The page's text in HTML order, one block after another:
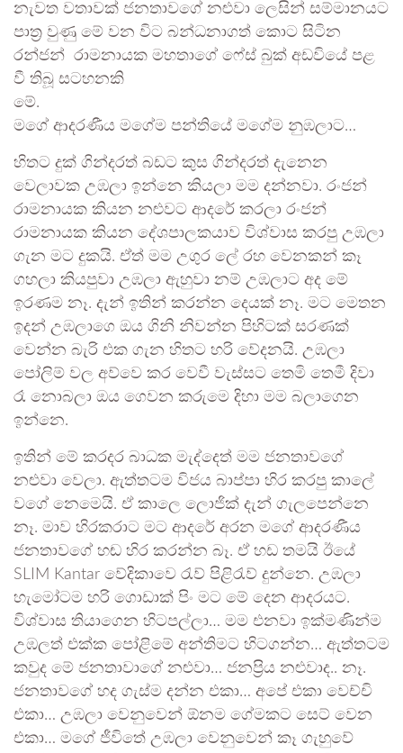
නැවත වතාවක් ජනතාවගේ නළුවා ලෙසින් සම්මානයට
පාත‍්‍ර වුණු මේ වන විට බන්ධනාගත් කොට සිටින
රන්ජන් රාමනායක මහතාගේ ෆේස් බුක් අඩවියේ පළ
වී තිබූ සටහනකි
මගේ ආදරණීය මගේම පන්තියේ මගේම නුඹලාට…
හිතට දුක් ගින්දරත් බඩට කුස ගින්දරත් දැනෙන
වෙලාවක උඹලා ඉන්නෙ කියලා මම දන්නවා. රංජන්
රාමනායක කියන නළුවට ආදරේ කරලා රංජන්
රාමනායක කියන දේශපාලකයාව විශ්වාස කරපු උඹලා
ගැන මට දුකයි. ඒත් මම උගුර ලේ රහ වෙනකන් කෑ
ගහලා කියපුවා උඹලා ඇහුවා නම් උඹලාට අද මේ
ඉරණම නෑ. දැන් ඉතින් කරන්න දෙයක් නෑ. මට මෙතන
ඉදන් උඹලාගෙ ඔය ගිනි නිවන්න පිහිටක් සරණක්
වෙන්න බැරි එක ගැන හිතට හරි වේදනයි. උඹලා
පෝලිම් වල අව්වෙ කර වෙවී වැස්සට තෙමි තෙමී දිවා
රෑ නොබලා ඔය ගෙවන කරුමෙ දිහා මම බලාගෙන
ඉන්නෙ.
ඉතින් මේ කරදර බාධක මැද්දෙත් මම ජනතාවගේ
නළුවා වෙලා. ඇත්තටම විජය බාප්පා හිර කරපු කාලේ
වගේ නෙමෙයි. ඒ කාලෙ ලොජික් දැන් ගැලපෙන්නෙ
නෑ. මාව හිරකරාට මට ආදරේ අරන මගේ ආදරණීය
ජනතාවගේ හඬ හිර කරන්න බෑ. ඒ හඩ තමයි ඊයේ
SLIM Kantar වේදිකාවෙ රැව් පිළිරැව් දුන්නෙ. උඹලා
හැමෝටම හරි ගොඩාක් පිං මට මේ දෙන ආදරයට.
විශ්වාස තියාගෙන හිටපල්ලා… මම එනවා ඉක්මණින්ම
උඹලත් එක්ක පෝළිමේ අන්තිමට හිටගන්න… ඇත්තටම
කවුද මේ ජනතාවාගේ නළුවා… ජනප්‍රිය නළුවාද.. නෑ.
ජනතාවගේ හද ගැස්ම දන්න එකා… අපේ එකා වෙච්චි
එකා… උඹලා වෙනුවෙන් ඕනම ගේමකට සෙට් වෙන
එකා… මගේ ජීවිතේ උඹලා වෙනුවෙන් කෑ ගැහුවේ